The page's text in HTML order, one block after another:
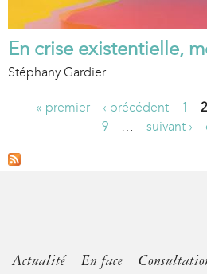
En crise existentielle,
Stéphany Gardier
a
« premier ‹ précédent 1 2
9
… suivant ›
Actualité En face